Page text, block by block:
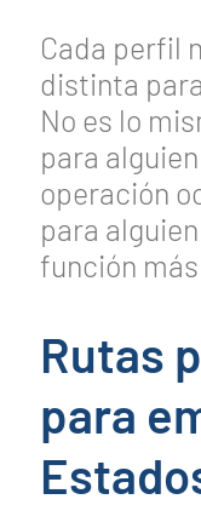
Cada perfil
distinta
No es lo
para
operación
para
función
Rutas
para